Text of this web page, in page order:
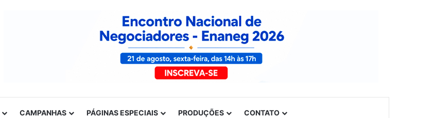
CAMPANHAS PÁGINAS ESPECIAIS PRODUÇÕES CONTATO